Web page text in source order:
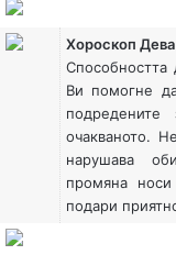
Хороскоп Дева
Способността
Ви помогне
очакваното.
нарушава
промяна
подари